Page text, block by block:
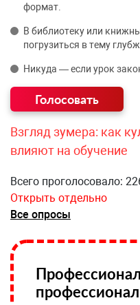
формат.
В библиотеку или
погрузиться в тему
Никуда — если урок
Взгляд зумера: как
влияют на обучение
Всего проголосовало:
Открыть отдельно
Все опросы